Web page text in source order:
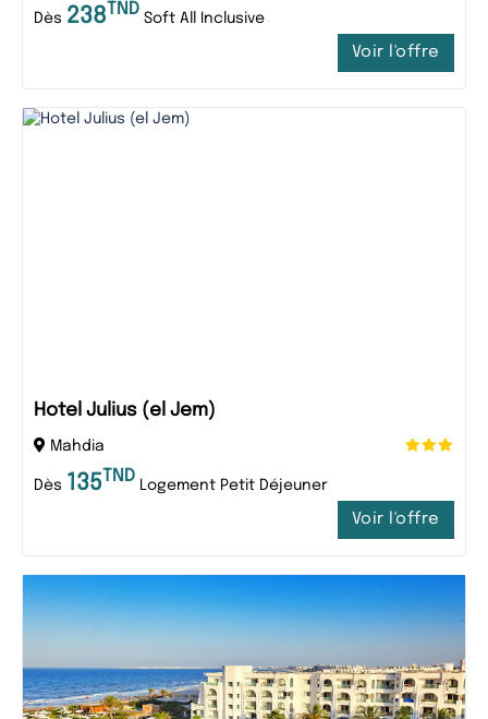
Dès 238 TND Soft All Inclusive
Voir l'offre
Hotel Julius (el Jem)
Mahdia
Dès 135 TND Logement Petit Déjeuner
Voir l'offre